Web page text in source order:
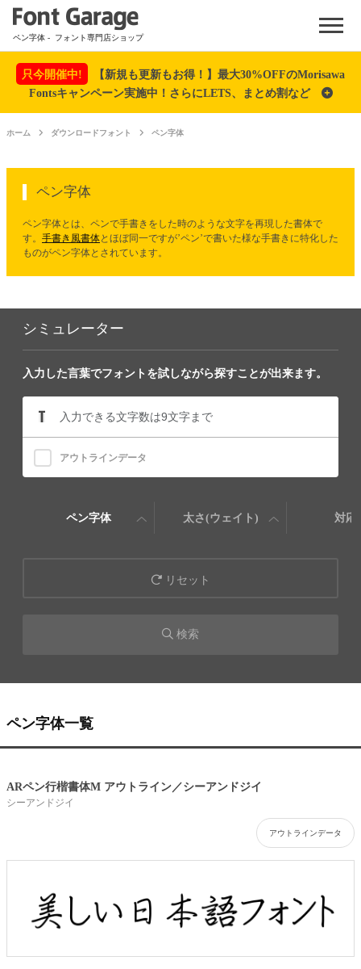
Menu
ペン字体 - フォント専門店ショップ
只今開催中!
【新規も更新もお得！】最大30%OFFのMorisawa
Fontsキャンペーン実施中！さらにLETS、まとめ割など
ホーム ダウンロードフォント ペン字体
ペン字体
ペン字体とは、ペンで手書きをした時のような文字を再現した書体で
す。 手書き風書体とほぼ同一ですが’ペン’で書いた様な手書きに特化した
ものがペン字体とされています。
シミュレーター
入力した言葉でフォントを試しながら探すことが出来ます。
アウトラインデータ
ペン字体 太さ(ウェイト) 対応
リセット
検索
ペン字体一覧
ARペン行楷書体M アウトライン／シーアンドジイ
シーアンドジイ
アウトラインデータ